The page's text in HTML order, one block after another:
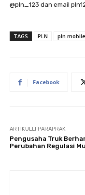
@pln_123 dan email
TAGS PLN pln mobile
Facebook
ARTIKULLI PARAPRAK
Pengusaha Truk
Perubahan Regulasi